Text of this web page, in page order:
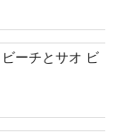
ーチとサオ ビ